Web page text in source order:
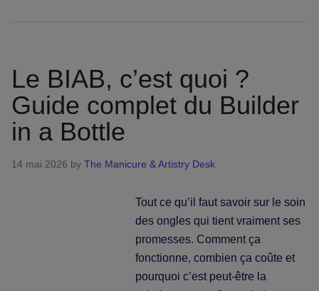
guide
comparatif
essentiel
Le BIAB, c’est quoi ?
Guide complet du Builder
in a Bottle
14 mai 2026 by The Manicure & Artistry Desk
Tout ce qu’il faut savoir sur le soin
des ongles qui tient vraiment ses
promesses. Comment ça
fonctionne, combien ça coûte et
pourquoi c’est peut-être la